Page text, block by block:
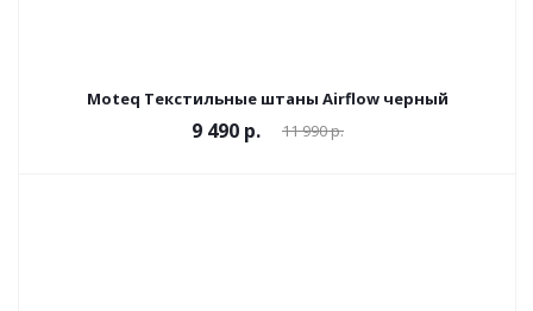
Moteq Текстильные штаны Airflow черный
9 490 р. 11 990 р.